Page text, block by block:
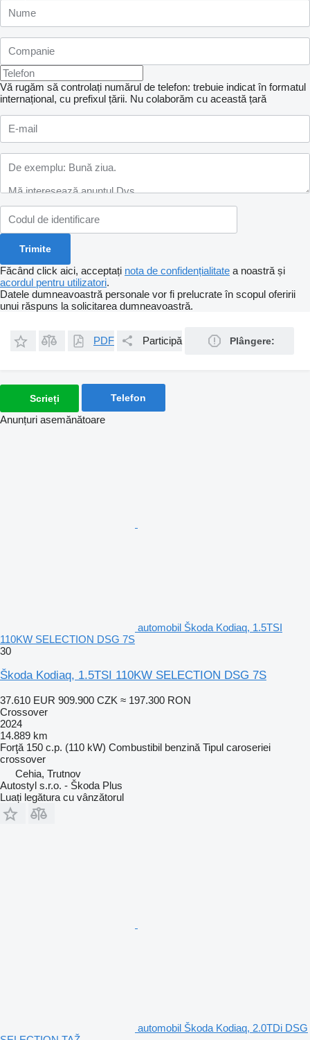
Vă rugăm să controlați numărul de telefon: trebuie indicat în formatul
internațional, cu prefixul țării. Nu colaborăm cu această țară
Făcând click aici, acceptați nota de confidențialitate a noastră și
acordul pentru utilizatori.
Datele dumneavoastră personale vor fi prelucrate în scopul oferirii
unui răspuns la solicitarea dumneavoastră.
PDF Participă Plângere:
Scrieți Telefon
Anunțuri asemănătoare
automobil Škoda Kodiaq, 1.5TSI
110KW SELECTION DSG 7S
30
Škoda Kodiaq, 1.5TSI 110KW SELECTION DSG 7S
37.610 EUR 909.900 CZK ≈ 197.300 RON
Crossover
2024
14.889 km
Forţă 150 c.p. (110 kW) Combustibil benzină Tipul caroseriei
crossover
Cehia, Trutnov
Autostyl s.r.o. - Škoda Plus
Luați legătura cu vânzătorul
automobil Škoda Kodiaq, 2.0TDi DSG